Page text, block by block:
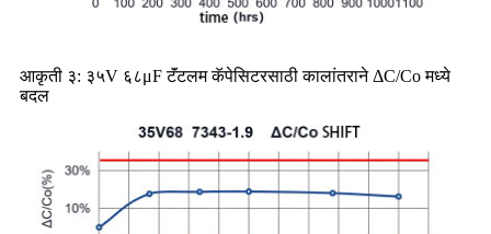
आकृती ३: ३५V ६८μF टॅंटलम कॅपेसिटरसाठी कालांतराने ΔC/Co मध्ये
बदल